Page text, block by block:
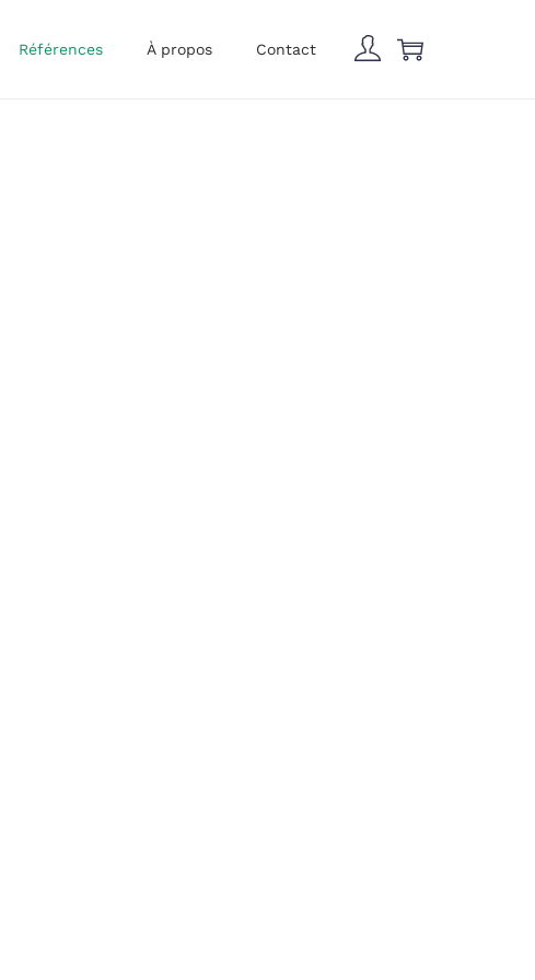
Références À propos Contact